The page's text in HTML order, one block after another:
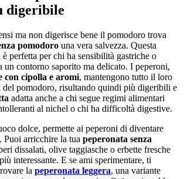
digeribile
ma non digerisce bene il pomodoro trova
pomodoro una vera salvezza. Questa
perfetta per chi ha sensibilità gastriche o
un contorno saporito ma delicato. I peperoni,
con cipolla e aromi, mantengono tutto il loro
del pomodoro, risultando quindi più digeribili e
adatta anche a chi segue regimi alimentari
al nichel o chi ha difficoltà digestive.
dolce, permette ai peperoni di diventare
arricchire la tua peperonata senza
dissalati, olive taggiasche o erbette fresche
interessante. E se ami sperimentare, ti
la peperonata leggera, una variante